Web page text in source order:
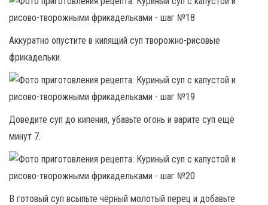
Аккуратно опустите в кипящий суп творожно-рисовые
фрикадельки.
Доведите суп до кипения, убавьте огонь и варите суп ещё
минут 7.
В готовый суп всыпьте чёрный молотый перец и добавьте